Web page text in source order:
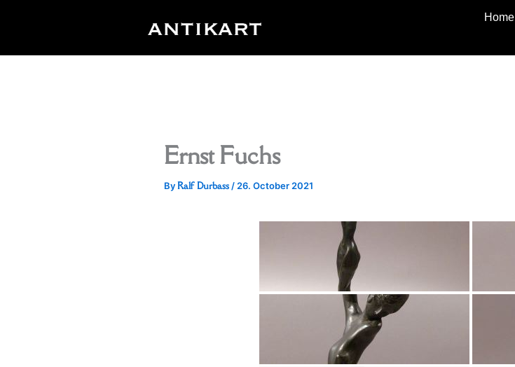
Home
Ernst Fuchs
ByRalf Durbass / 26. October 2021